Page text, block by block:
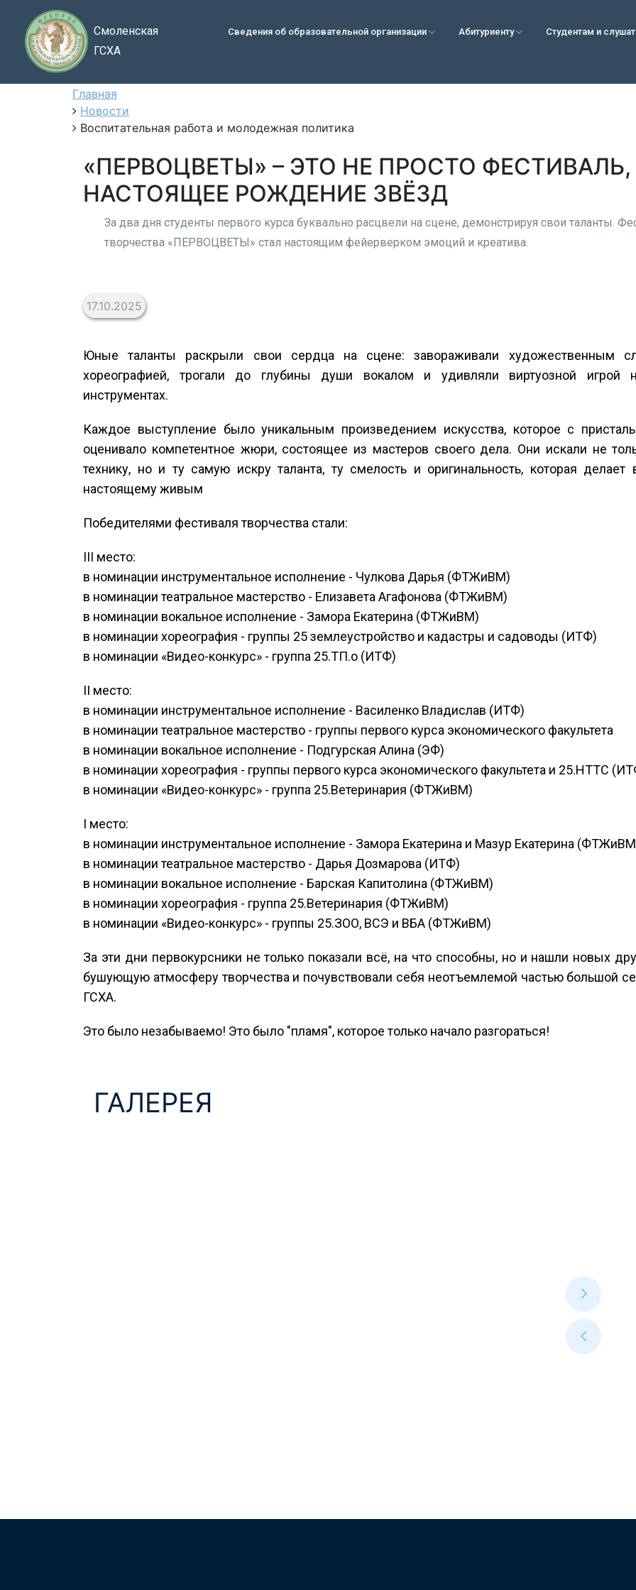
Смоленская
ГСХА
Сведения об образовательной организации Абитуриенту Студентам и
Главная
Новости
Воспитательная работа и молодежная политика
«ПЕРВОЦВЕТЫ» – ЭТО НЕ ПРОСТО
НАСТОЯЩЕЕ РОЖДЕНИЕ ЗВЁЗД
За два дня студенты первого курса буквально расцвели на сцене, демонстрируя свои таланты.
творчества «ПЕРВОЦВЕТЫ» стал настоящим фейерверком эмоций и креатива.
17.10.2025
Юные таланты раскрыли свои сердца на сцене: завораживали художественным
хореографией, трогали до глубины души вокалом и удивляли виртуозной игрой
инструментах.
Каждое выступление было уникальным произведением искусства, которое с
оценивало компетентное жюри, состоящее из мастеров своего дела. Они искали не
технику, но и ту самую искру таланта, ту смелость и оригинальность, которая делает
настоящему живым
Победителями фестиваля творчества стали:
III место:
в номинации инструментальное исполнение - Чулкова Дарья (ФТЖиВМ)
в номинации театральное мастерство - Елизавета Агафонова (ФТЖиВМ)
в номинации вокальное исполнение - Замора Екатерина (ФТЖиВМ)
в номинации хореография - группы 25 землеустройство и кадастры и садоводы (ИТФ)
в номинации «Видео-конкурс» - группа 25.ТП.о (ИТФ)
II место:
в номинации инструментальное исполнение - Василенко Владислав (ИТФ)
в номинации театральное мастерство - группы первого курса экономического факультета
в номинации вокальное исполнение - Подгурская Алина (ЭФ)
в номинации хореография - группы первого курса экономического факультета и 25.НТТС
в номинации «Видео-конкурс» - группа 25.Ветеринария (ФТЖиВМ)
I место:
в номинации инструментальное исполнение - Замора Екатерина и Мазур Екатерина
в номинации театральное мастерство - Дарья Дозмарова (ИТФ)
в номинации вокальное исполнение - Барская Капитолина (ФТЖиВМ)
в номинации хореография - группа 25.Ветеринария (ФТЖиВМ)
в номинации «Видео-конкурс» - группы 25.ЗОО, ВСЭ и ВБА (ФТЖиВМ)
За эти дни первокурсники не только показали всё, на что способны, но и нашли новых
бушующую атмосферу творчества и почувствовали себя неотъемлемой частью большой
ГСХА.
Это было незабываемо! Это было "пламя", которое только начало разгораться!
ГАЛЕРЕЯ